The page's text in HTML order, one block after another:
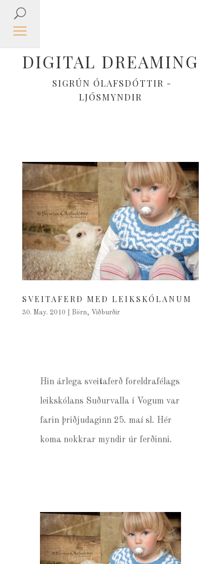
DIGITAL DREAMING
SIGRÚN ÓLAFSDÓTTIR -
LJÓSMYNDIR
SVEITAFERÐ MEÐ LEIKSKÓLANUM
30. May. 2010 Börn, Viðburðir
Hin árlega sveitaferð foreldrafélags
leikskólans Suðurvalla í Vogum var
farin þriðjudaginn 25. maí sl. Hér
koma nokkrar myndir úr ferðinni.